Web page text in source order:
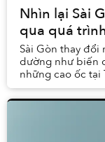
Nhìn lại Sài
qua quá
Sài Gòn thay
dường như biến
những cao ốc
đã thấy Thanh